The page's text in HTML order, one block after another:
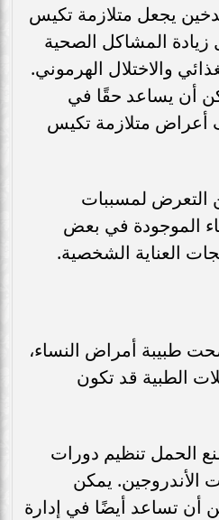
يجعل متلازمة تكيس
المشاكل الصحية
والاختلال الهرموني.
أن يساعد حقًا في
متلازمة تكيس
لمسببات
الموجودة في بعض
العناية الشخصية.
طبيبة أمراض النساء،
الطبية قد تكون
الحمل تنظيم دورات
الأندروجين. يمكن
أن تساعد أيضًا في إدارة